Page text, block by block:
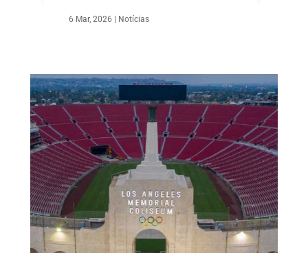
6 Mar, 2026 Notícias